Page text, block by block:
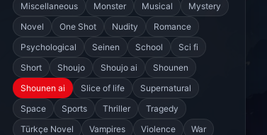
Miscellaneous
Monster Musical
Mystery
Novel
One Shot Nudity
Romance
Psychological
Seinen School
Sci fi
Short
Shoujo Shoujo ai
Shounen
Shounen ai
Slice of life
Supernatural
Space
Sports Thriller
Tragedy
Türkçe Novel
Vampires Violence
War